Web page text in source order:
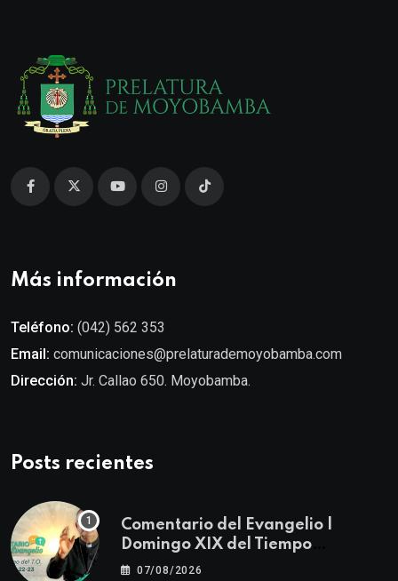
Más información
Teléfono: (042) 562 353
Email: comunicaciones@prelaturademoyobamba.com
Dirección: Jr. Callao 650. Moyobamba.
Posts recientes
Comentario del Evangelio |
Domingo XIX del Tiempo
Ordinario | Mateo 14, 22-23
07/08/2026